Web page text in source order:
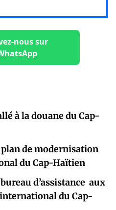
nous sur
à la douane du Cap-
plan de modernisation
du Cap-Haïtien
d’assistance aux
international du Cap-